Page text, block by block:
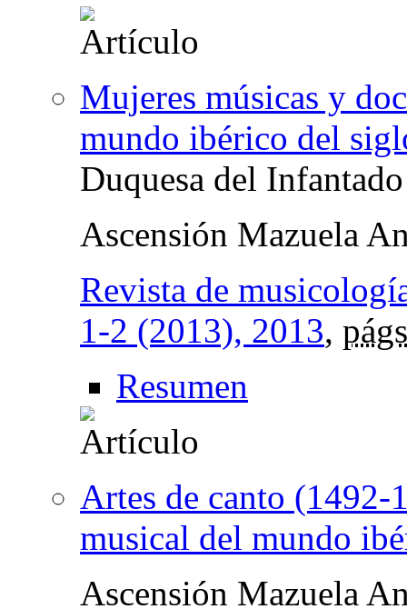
Mujeres músicas y
mundo ibérico del
Duquesa del Infantado
Ascensión Mazuela
Revista de
1-2 (2013), 2013,
Resumen
Artes de canto (1492-
musical del mundo
Ascensión Mazuela